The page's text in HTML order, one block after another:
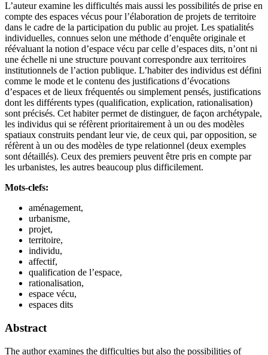
L’auteur examine les difficultés mais aussi les possibilités de prise en
compte des espaces vécus pour l’élaboration de projets de territoire
dans le cadre de la participation du public au projet. Les spatialités
individuelles, connues selon une méthode d’enquête originale et
réévaluant la notion d’espace vécu par celle d’espaces dits, n’ont ni
une échelle ni une structure pouvant correspondre aux territoires
institutionnels de l’action publique. L’habiter des individus est défini
comme le mode et le contenu des justifications d’évocations
d’espaces et de lieux fréquentés ou simplement pensés, justifications
dont les différents types (qualification, explication, rationalisation)
sont précisés. Cet habiter permet de distinguer, de façon archétypale,
les individus qui se réfèrent prioritairement à un ou des modèles
spatiaux construits pendant leur vie, de ceux qui, par opposition, se
réfèrent à un ou des modèles de type relationnel (deux exemples
sont détaillés). Ceux des premiers peuvent être pris en compte par
les urbanistes, les autres beaucoup plus difficilement.
Mots-clefs:
aménagement,
urbanisme,
projet,
territoire,
individu,
affectif,
qualification de l’espace,
rationalisation,
espace vécu,
espaces dits
Abstract
The author examines the difficulties but also the possibilities of